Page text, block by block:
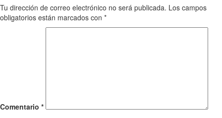
Tu dirección de correo electrónico no será publicada. Los campos
obligatorios están marcados con *
Comentario *